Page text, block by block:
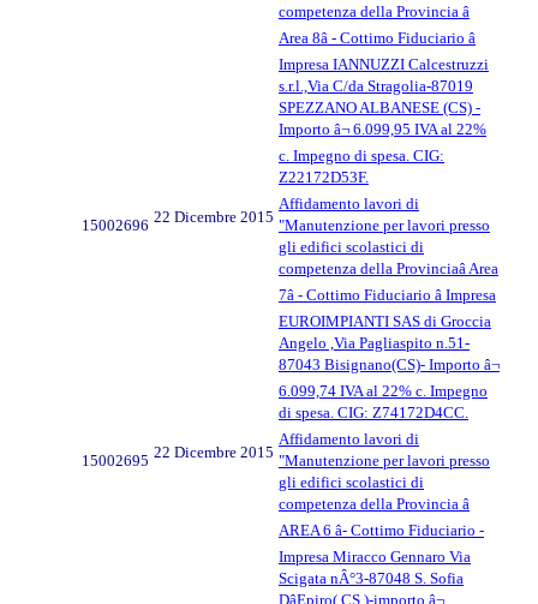
competenza della Provincia â
Area 8â - Cottimo Fiduciario â
Impresa IANNUZZI Calcestruzzi
s.r.l.,Via C/da Stragolia-87019
SPEZZANO ALBANESE (CS) -
Importo â¬ 6.099,95 IVA al 22%
c. Impegno di spesa. CIG:
Z22172D53F.
15002696 22 Dicembre 2015
Affidamento lavori di
"Manutenzione per lavori presso
gli edifici scolastici di
competenza della Provinciaâ Area
7â - Cottimo Fiduciario â Impresa
EUROIMPIANTI SAS di Groccia
Angelo ,Via Pagliaspito n.51-
87043 Bisignano(CS)- Importo â¬
6.099,74 IVA al 22% c. Impegno
di spesa. CIG: Z74172D4CC.
15002695 22 Dicembre 2015
Affidamento lavori di
"Manutenzione per lavori presso
gli edifici scolastici di
competenza della Provincia â
AREA 6 â- Cottimo Fiduciario -
Impresa Miracco Gennaro Via
Scigata nÂ°3-87048 S. Sofia
DâEpiro( CS )-importo â¬